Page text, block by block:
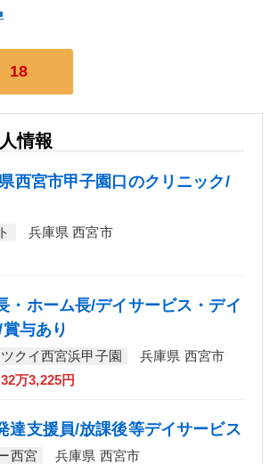
18
情報
西宮市甲子園口のクリニック/
兵庫県 西宮市
・ホーム長/デイサービス・デイ
与あり
クイ西宮浜甲子園
兵庫県 西宮市
万3,225円
達支援員/放課後等デイサービス
西宮
兵庫県 西宮市